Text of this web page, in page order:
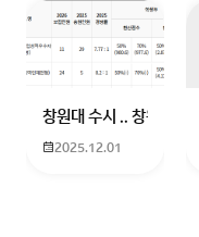
면 진짜 중국
창원대 수시 .. 창원대를
2025.12.01